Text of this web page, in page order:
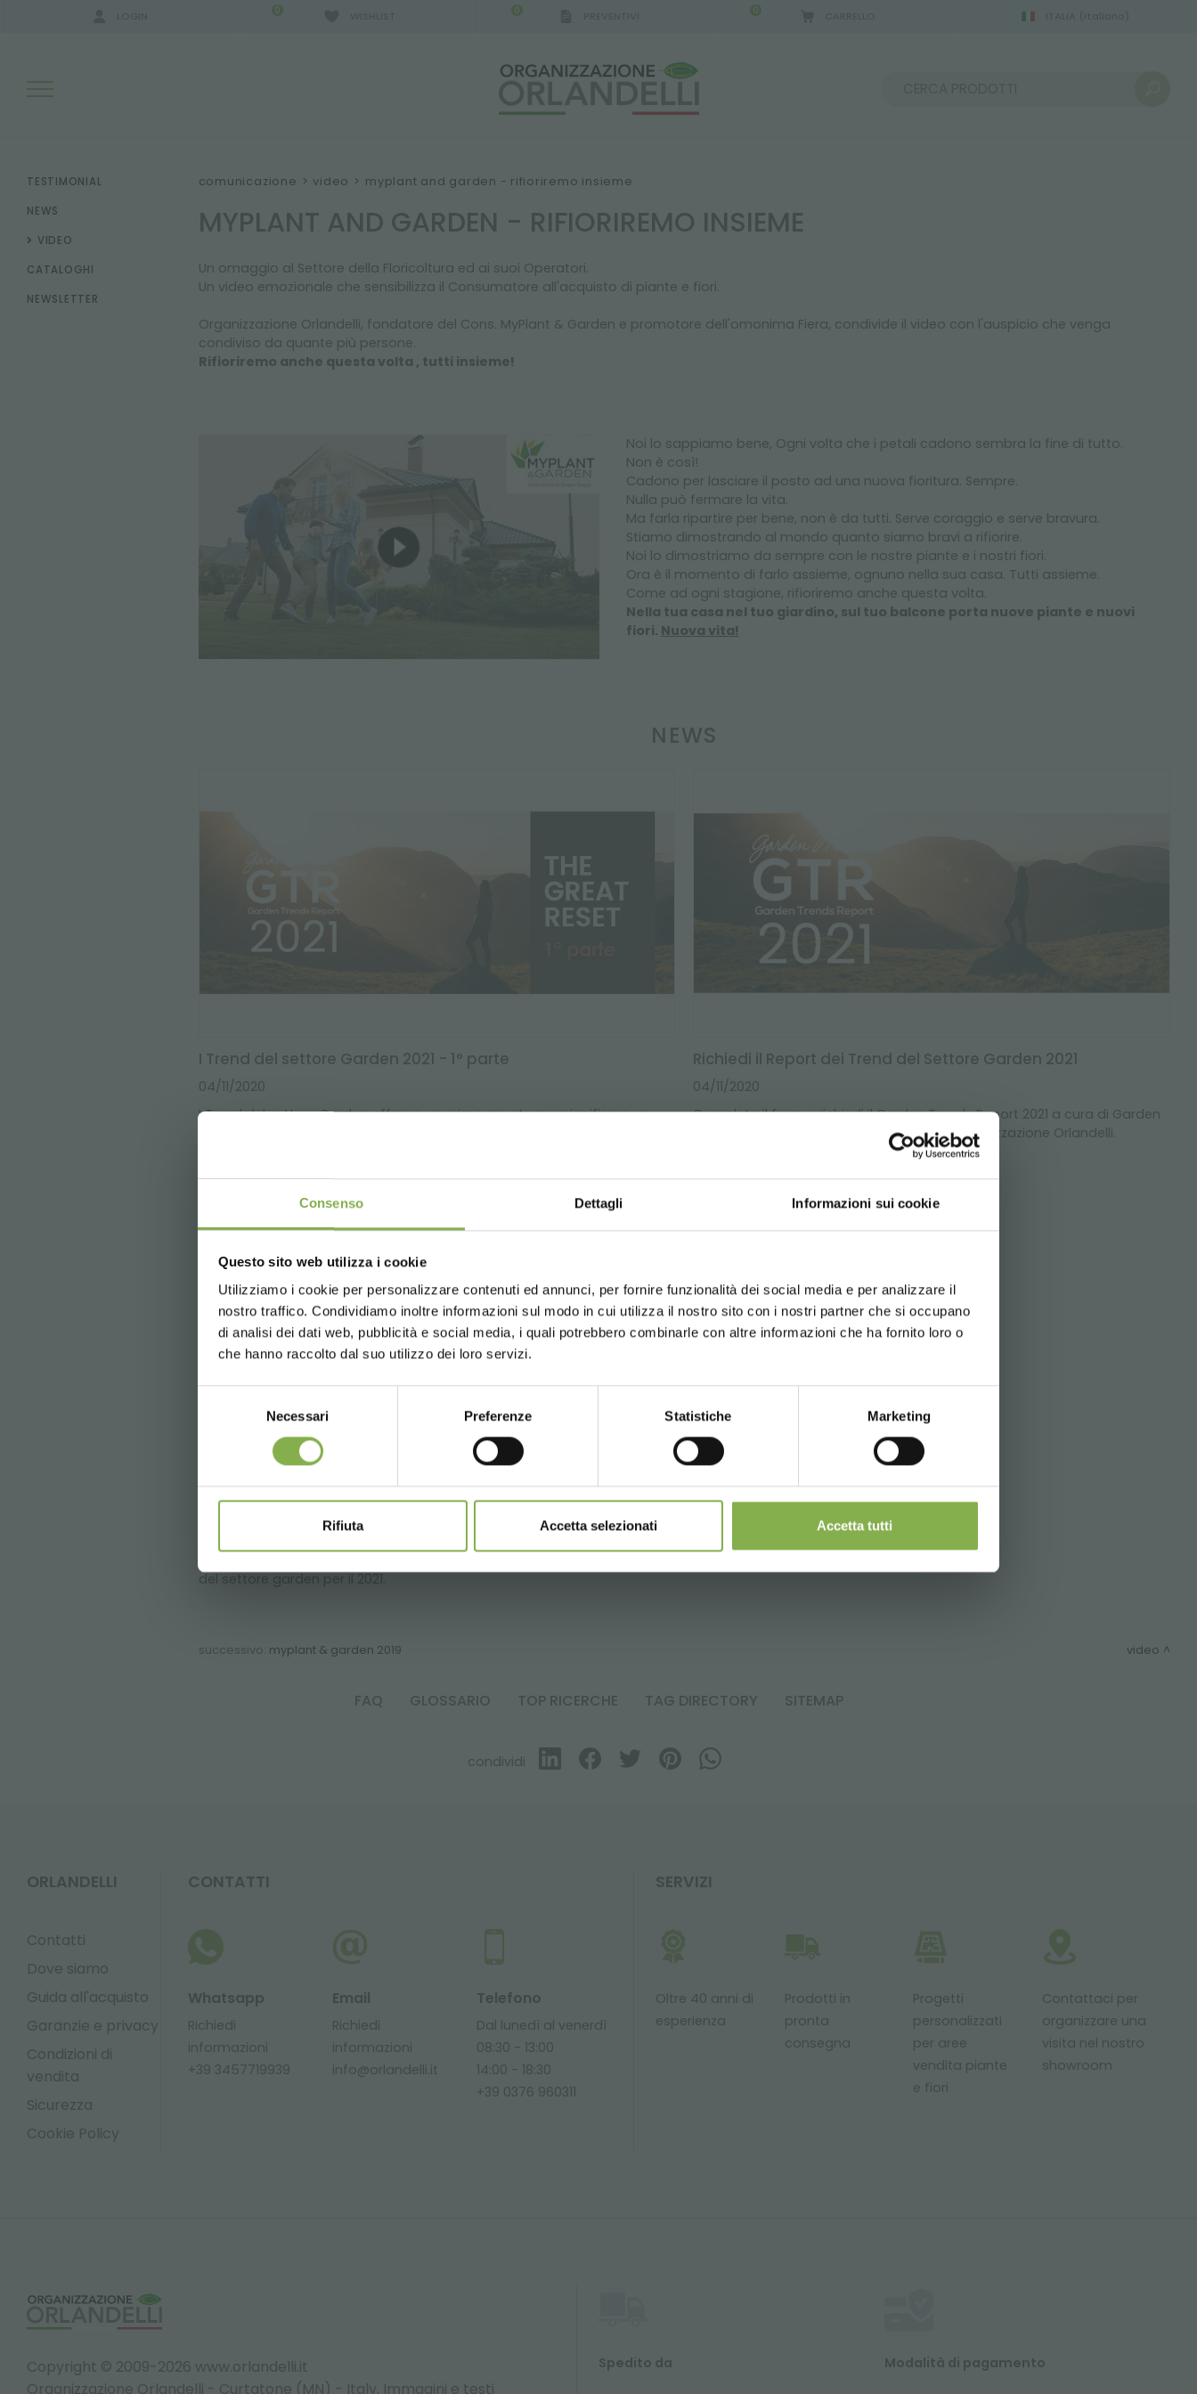
Consenso Dettagli Informazioni sui cookie
Questo sito web utilizza i cookie
Utilizziamo i cookie per personalizzare contenuti ed annunci, per fornire funzionalità dei social media e per analizzare il
nostro traffico. Condividiamo inoltre informazioni sul modo in cui utilizza il nostro sito con i nostri partner che si occupano
di analisi dei dati web, pubblicità e social media, i quali potrebbero combinarle con altre informazioni che ha fornito loro o
che hanno raccolto dal suo utilizzo dei loro servizi.
Necessari Preferenze Statistiche Marketing
Rifiuta Accetta selezionati Accetta tutti
0 0 0
RISULTATI RICERCA:
TESTIMONIAL
NEWS
VIDEO
CATALOGHI
NEWSLETTER
comunicazione > video > myplant and garden - rifioriremo insieme
MYPLANT AND GARDEN - RIFIORIREMO INSIEME
Un omaggio al Settore della Floricoltura ed ai suoi Operatori.
Un video emozionale che sensibilizza il Consumatore all'acquisto di piante e fiori.
Organizzazione Orlandelli, fondatore del Cons. MyPlant & Garden e promotore dell'omonima Fiera, condivide il video con l'auspicio che venga
condiviso da quante più persone.
Rifioriremo anche questa volta , tutti insieme!
Noi lo sappiamo bene, Ogni volta che i petali cadono sembra la fine di tutto.
Non è così!
Cadono per lasciare il posto ad una nuova fioritura. Sempre.
Nulla può fermare la vita.
Ma farla ripartire per bene, non è da tutti. Serve coraggio e serve bravura.
Stiamo dimostrando al mondo quanto siamo bravi a rifiorire.
Noi lo dimostriamo da sempre con le nostre piante e i nostri fiori.
Ora è il momento di farlo assieme, ognuno nella sua casa. Tutti assieme.
Come ad ogni stagione, rifioriremo anche questa volta.
Nella tua casa nel tuo giardino, sul tuo balcone porta nuove piante e nuovi
fiori. Nuova vita!
NEWS
I Trend del settore Garden 2021 - 1° parte
04/11/2020
I Trend del settore Garden offrono un primo spunto per pianificare un
Richiedi il Report dei Trend del Settore Garden 2021
04/11/2020
Completa il form e richiedi il Garden Trends Report 2021 a cura di Garden
Media Group e tradotto per l'Europa da Organizzazione Orlandelli.
I trend del settore garden - 2° parte
del settore garden per il 2021.
successivo: myplant & garden 2019 video
FAQ GLOSSARIO TOP RICERCHE TAG DIRECTORY SITEMAP
condividi
UNITED STATES ENGLISH
CONTINUE
ORLANDELLI
Contatti
Dove siamo
Guida all'acquisto
Garanzie e privacy
Condizioni di
vendita
Sicurezza
Cookie Policy
CONTATTI
Whatsapp
Richiedi
informazioni
+39 3457719939
Email
Richiedi
informazioni
info@orlandelli.it
Telefono
Dal lunedì al venerdì
08:30 - 13:00
14:00 - 18:30
+39 0376 960311
SERVIZI
Oltre 40 anni di
esperienza
Prodotti in
pronta
consegna
Progetti
personalizzati
per aree
vendita piante
e fiori
Contattaci per
organizzare una
visita nel nostro
showroom
REGISTRATI E RISPARMIA SUBITO!
Crea un account e ottieni subito vantaggi esclusivi:
5 % di scontosul tuo primo ordine *
2 % di sconto sempresu tutti i tuoi acquisti futuri *
Spedizione gratissopra i 15.000 €
News e aggiornamentiin anteprima (seleziona l'opzione Newsletter
in fase di registrazione)
REGISTRATI ORA
* Sconti non cumulabili, calcolati al netto di imballo e spedizione.
Copyright © 2009-2026 www.orlandelli.it
Organizzazione Orlandelli - Curtatone (MN) - Italy. Immagini e testi
Spedito da Modalità di pagamento